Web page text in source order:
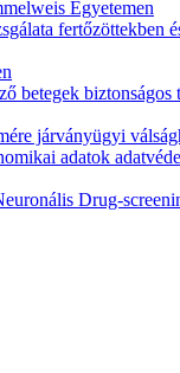
Egyetemen
fertőzöttekben
betegek biztonságos
járványügyi
adatok
Drug-